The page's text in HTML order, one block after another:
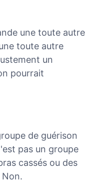
une toute autre
toute autre
un
pourrait
de guérison
pas un groupe
cassés ou des